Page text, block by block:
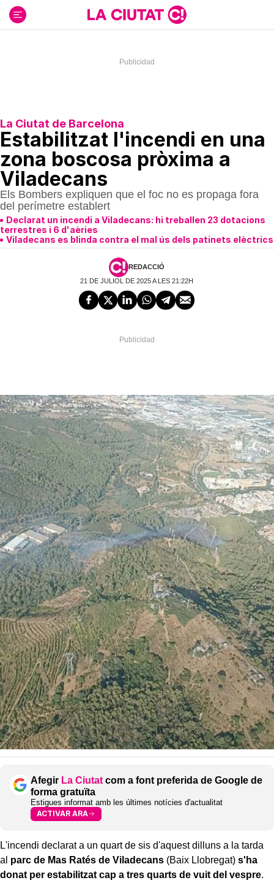
contenido
La Ciutat de Barcelona
Estabilitzat l'incendi en una
zona boscosa pròxima a
Viladecans
Els Bombers expliquen que el foc no es propaga fora
del perímetre establert
Declarat un incendi a Viladecans: hi treballen 23 dotacions
terrestres i 6 d'aèries
Viladecans es blinda contra el mal ús dels patinets elèctrics
REDACCIÓ
21 DE JULIOL DE 2025 A LES 21:22H
Afegir La Ciutat com a font preferida de Google de
forma gratuïta
Estigues informat amb les últimes notícies d'actualitat
ACTIVAR ARA
L'incendi declarat a un quart de sis d'aquest dilluns a la tarda
al parc de Mas Ratés de Viladecans (Baix Llobregat) s'ha
donat per estabilitzat cap a tres quarts de vuit del vespre.